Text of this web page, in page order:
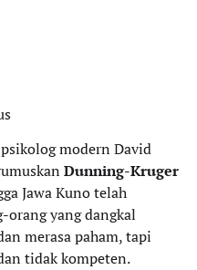
modern David
Dunning-Kruger
Jawa Kuno telah
orang yang dangkal
merasa paham, tapi
tidak kompeten.